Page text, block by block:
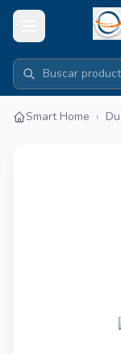
Smart Home ›